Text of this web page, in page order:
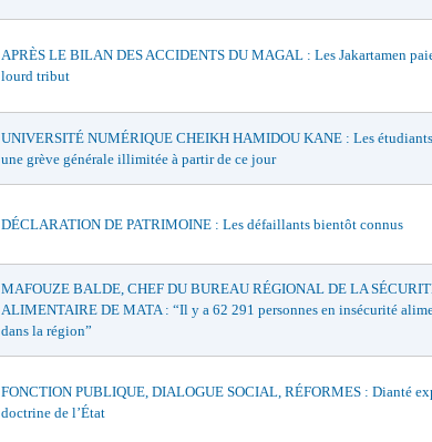
APRÈS LE BILAN DES ACCIDENTS DU MAGAL : Les Jakartamen
lourd tribut
UNIVERSITÉ NUMÉRIQUE CHEIKH HAMIDOU KANE : Les
une grève générale illimitée à partir de ce jour
DÉCLARATION DE PATRIMOINE : Les défaillants bientôt connus
MAFOUZE BALDE, CHEF DU BUREAU RÉGIONAL DE LA
ALIMENTAIRE DE MATA : “Il y a 62 291 personnes en insécurité
dans la région”
FONCTION PUBLIQUE, DIALOGUE SOCIAL, RÉFORMES : Dianté
doctrine de l’État